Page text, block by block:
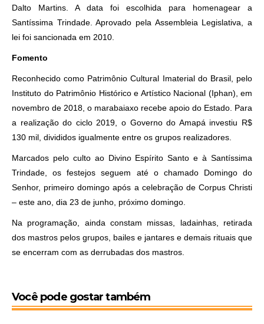
Dalto Martins. A data foi escolhida para homenagear a
Santíssima Trindade. Aprovado pela Assembleia Legislativa, a
lei foi sancionada em 2010.
Fomento
Reconhecido como Patrimônio Cultural Imaterial do Brasil, pelo
Instituto do Patrimônio Histórico e Artístico Nacional (Iphan), em
novembro de 2018, o marabaiaxo recebe apoio do Estado. Para
a realização do ciclo 2019, o Governo do Amapá investiu R$
130 mil, divididos igualmente entre os grupos realizadores.
Marcados pelo culto ao Divino Espírito Santo e à Santíssima
Trindade, os festejos seguem até o chamado Domingo do
Senhor, primeiro domingo após a celebração de Corpus Christi
– este ano, dia 23 de junho, próximo domingo.
Na programação, ainda constam missas, ladainhas, retirada
dos mastros pelos grupos, bailes e jantares e demais rituais que
se encerram com as derrubadas dos mastros.
Você pode gostar também